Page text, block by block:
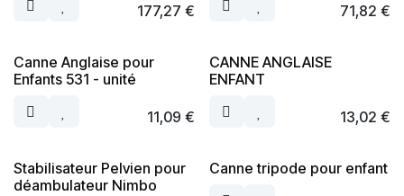
177,27 € 71,82 €
Canne Anglaise pour
Enfants 531 - unité
11,09 €
CANNE ANGLAISE
ENFANT
13,02 €
Stabilisateur Pelvien pour
déambulateur Nimbo
Canne tripode pour enfant